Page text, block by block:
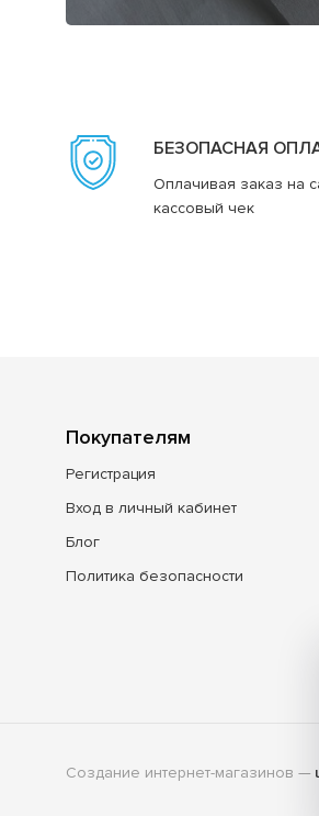
БЕЗОПАСНАЯ
Оплачивая заказ на
кассовый чек
Покупателям
Регистрация
Вход в личный кабинет
Блог
Политика безопасности
Создание интернет-магазинов —